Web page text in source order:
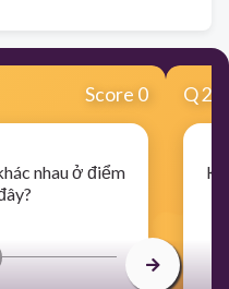
Score 0
nhau ở điểm
Q2